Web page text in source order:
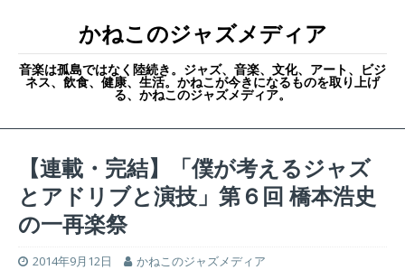
かねこのジャズメディア
音楽は孤島ではなく陸続き。ジャズ、音楽、文化、アート、ビジ
ネス、飲食、健康、生活。かねこが今きになるものを取り上げ
る、かねこのジャズメディア。
【連載・完結】「僕が考えるジャズ
とアドリブと演技」第６回 橋本浩史
の一再楽祭
2014年9月12日 かねこのジャズメディア